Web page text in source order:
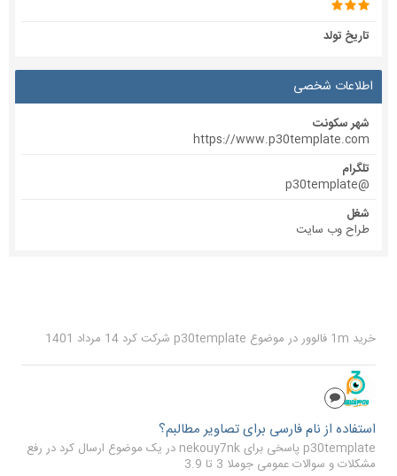
تاریخ تولد
اطلاعات شخصی
شهر سکونت
https://www.p30template.com
تلگرام
@p30template
شغل
طراح وب سایت
خرید 1m فالوور در موضوع p30template شرکت کرد 14 مرداد 1401
استفاده از نام فارسی برای تصاویر مطالبم؟
p30template پاسخی برای nekouy7nk در یک موضوع ارسال کرد در
رفع
مشکلات و سوالات عمومی جوملا 3 تا 3.9